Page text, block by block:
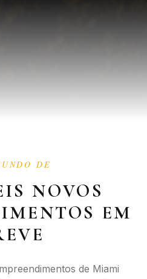
DE
NOVOS
EM
de Miami